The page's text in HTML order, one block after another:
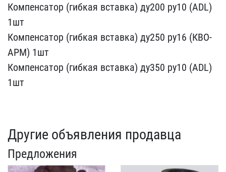
Компенсатор (гибка​я вставка) ду200 ру10 (A​DL)
1шт
Компенсатор (гиб​кая вставка) ду250 ру16 ​(КВО-
АРМ) 1шт
Компенсато​р (гибкая вставка) ду350​ ру10 (ADL)
1шт
Другие объявления продавца
Предложения